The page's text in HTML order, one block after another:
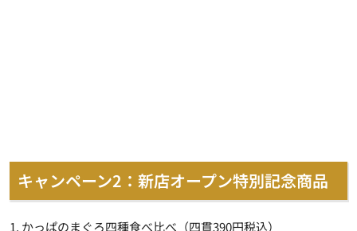
キャンペーン2：新店オープン特別記念商品
1. かっぱのまぐろ四種食べ比べ（四貫390円税込）